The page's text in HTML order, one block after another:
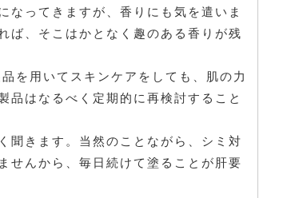
なってきますが、香りにも気を遣いま
ば、そこはかとなく趣のある香りが残
を用いてスキンケアをしても、肌の力
品はなるべく定期的に再検討すること
聞きます。当然のことながら、シミ対
せんから、毎日続けて塗ることが肝要